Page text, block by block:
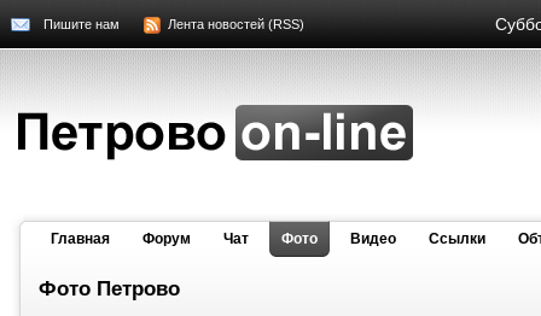
Пишите нам Лента новостей (RSS)
Главная Форум Чат Фото Видео Cсылки
Фото Петрово